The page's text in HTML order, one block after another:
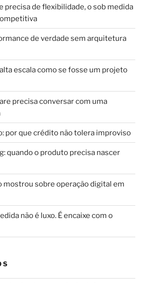
precisa de flexibilidade, o sob medida
de verdade sem arquitetura
escala como se fosse um projeto
precisa conversar com uma
por que crédito não tolera improviso
quando o produto precisa nascer
mostrou sobre operação digital em
não é luxo. É encaixe com o